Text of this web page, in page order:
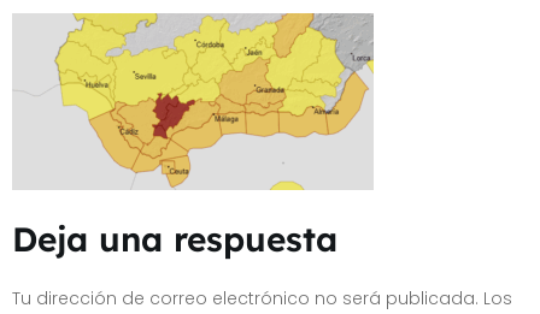
Deja una respuesta
Tu dirección de correo electrónico no será publicada. Los